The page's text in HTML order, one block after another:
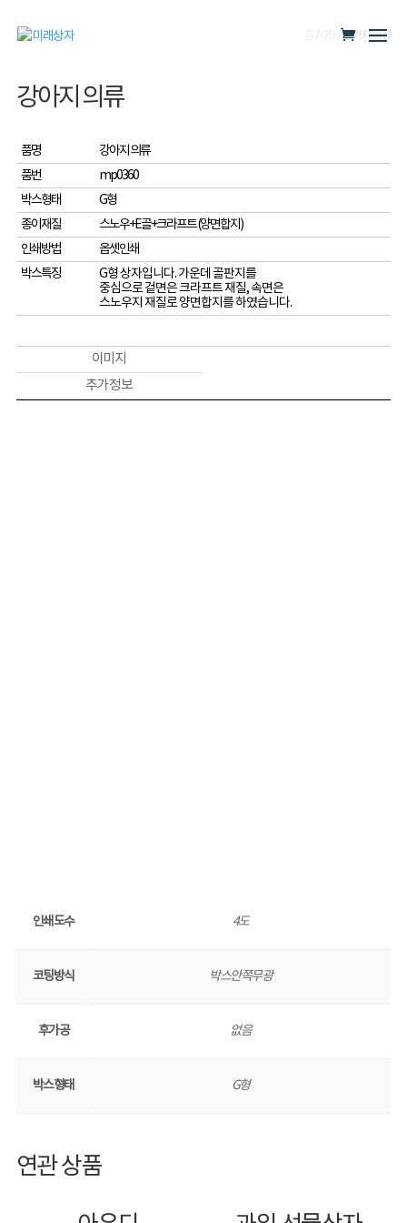
/ / 강아지 의류
강아지 의류
품명
강아지 의류
품번
mp0360
박스형태
G형
종이재질
스노우+E골+크라프트 (양면합지)
인쇄방법
옵셋인쇄
박스특징
G형 상자입니다. 가운데 골판지를
중심으로 겉면은 크라프트 재질, 속면은
스노우지 재질로 양면합지를 하였습니다.
이미지
추가 정보
인쇄도수 4도
코팅방식 박스안쪽무광
후가공 없음
박스형태 G형
연관 상품